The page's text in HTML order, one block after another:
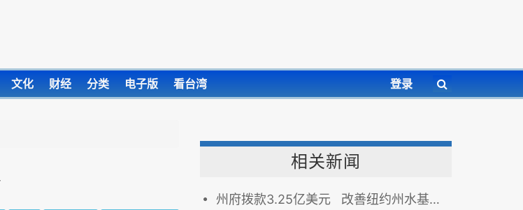
文化 财经 分类 电子版 看台湾 登录
相关新闻
州府拨款3.25亿美元 改善纽约州水基础设施